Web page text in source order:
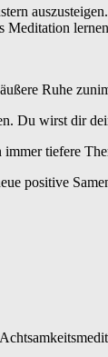
Meditation
Ruhe
Du wirst dir
tiefere
positive